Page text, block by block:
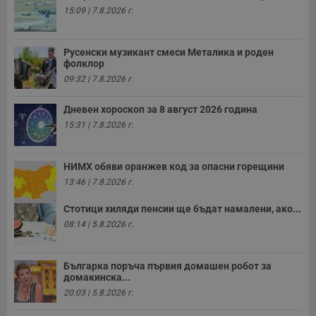
15:09 | 7.8.2026 г.
Русенски музикант смеси Металика и роден
фолклор
09:32 | 7.8.2026 г.
Дневен хороскоп за 8 август 2026 година
15:31 | 7.8.2026 г.
НИМХ обяви оранжев код за опасни горещини
13:46 | 7.8.2026 г.
Стотици хиляди пенсии ще бъдат намалени, ако...
08:14 | 5.8.2026 г.
Българка поръча първия домашен робот за
домакинска...
20:03 | 5.8.2026 г.